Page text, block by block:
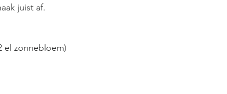
juist af.
el zonnebloem)